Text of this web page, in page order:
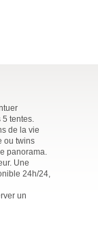
5 tentes.
de la vie
ou twins
panorama.
Une
24h/24,
un